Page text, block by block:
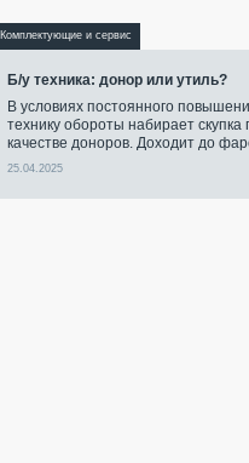
Комплектующие и сервис
Б/у техника: донор или утиль?
В условиях постоянного
технику обороты набирает
качестве доноров. Доходит до
25.04.2025